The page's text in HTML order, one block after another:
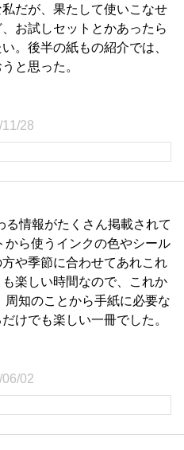
だが、果たして使いこなせ
お試しセットとかあったら
。後半の紙もの紹介では、
と思った。
28
る情報がたくさん掲載されて
から使うインクの色やシール
や季節に合わせてあれこれ
楽しい時間なので、これか
周知のことから手紙に必要な
けでも楽しい一冊でした。
02